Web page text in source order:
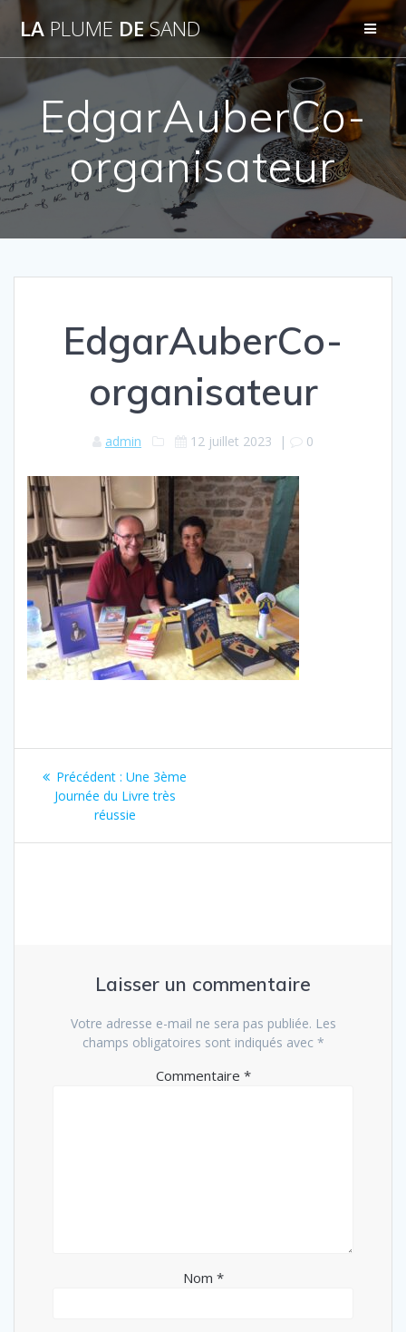
Passer
contenu
LA PLUME DESAND
EdgarAuberCo-
organisateur
EdgarAuberCo-
organisateur
admin 12 juillet 2023 | 0
Navigation
l’article
Précédent : Article
précédent
:
Une 3ème
Journée du Livre très
réussie
Laisser un commentaire
Votre adresse e-mail ne sera pas publiée. Les
champs obligatoires sont indiqués avec *
Commentaire *
Nom *